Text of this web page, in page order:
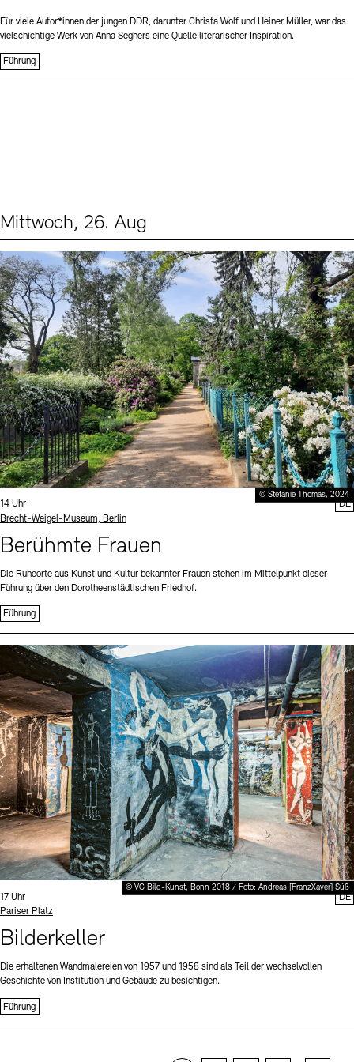
Für viele Autor*innen der jungen DDR, darunter Christa Wolf und Heiner Müller, war das
vielschichtige Werk von Anna Seghers eine Quelle literarischer Inspiration.
Führung
Mittwoch, 26. Aug
© Stefanie Thomas, 2024
Uhrzeit:
14 Uhr
Standort
Brecht-Weigel-Museum, Berlin
Berühmte Frauen
Die Ruheorte aus Kunst und Kultur bekannter Frauen stehen im Mittelpunkt dieser
Führung über den Dorotheenstädtischen Friedhof.
Führung
DE
© VG Bild-Kunst, Bonn 2018 / Foto: Andreas [FranzXaver] Süß
Uhrzeit:
17 Uhr
Standort
Pariser Platz
Bilderkeller
Die erhaltenen Wandmalereien von 1957 und 1958 sind als Teil der wechselvollen
Geschichte von Institution und Gebäude zu besichtigen.
Führung
DE